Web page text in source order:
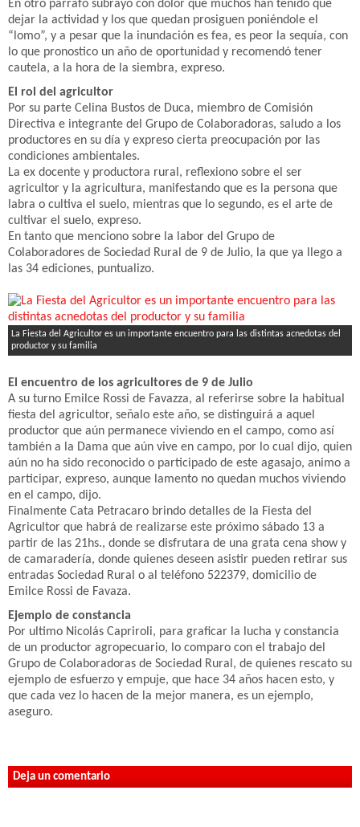
En otro párrafo subrayo con dolor que muchos han tenido que
dejar la actividad y los que quedan prosiguen poniéndole el
“lomo”, y a pesar que la inundación es fea, es peor la sequía, con
lo que pronostico un año de oportunidad y recomendó tener
cautela, a la hora de la siembra, expreso.
El rol del agricultor
Por su parte Celina Bustos de Duca, miembro de Comisión
Directiva e integrante del Grupo de Colaboradoras, saludo a los
productores en su día y expreso cierta preocupación por las
condiciones ambientales.
La ex docente y productora rural, reflexiono sobre el ser
agricultor y la agricultura, manifestando que es la persona que
labra o cultiva el suelo, mientras que lo segundo, es el arte de
cultivar el suelo, expreso.
En tanto que menciono sobre la labor del Grupo de
Colaboradores de Sociedad Rural de 9 de Julio, la que ya llego a
las 34 ediciones, puntualizo.
La Fiesta del Agricultor es un importante encuentro para las distintas acnedotas del
productor y su familia
El encuentro de los agricultores de 9 de Julio
A su turno Emilce Rossi de Favazza, al referirse sobre la habitual
fiesta del agricultor, señalo este año, se distinguirá a aquel
productor que aún permanece viviendo en el campo, como así
también a la Dama que aún vive en campo, por lo cual dijo, quien
aún no ha sido reconocido o participado de este agasajo, animo a
participar, expreso, aunque lamento no quedan muchos viviendo
en el campo, dijo.
Finalmente Cata Petracaro brindo detalles de la Fiesta del
Agricultor que habrá de realizarse este próximo sábado 13 a
partir de las 21hs., donde se disfrutara de una grata cena show y
de camaradería, donde quienes deseen asistir pueden retirar sus
entradas Sociedad Rural o al teléfono 522379, domicilio de
Emilce Rossi de Favaza.
Ejemplo de constancia
Por ultimo Nicolás Capriroli, para graficar la lucha y constancia
de un productor agropecuario, lo comparo con el trabajo del
Grupo de Colaboradoras de Sociedad Rural, de quienes rescato su
ejemplo de esfuerzo y empuje, que hace 34 años hacen esto, y
que cada vez lo hacen de la mejor manera, es un ejemplo,
aseguro.
Deja un comentario